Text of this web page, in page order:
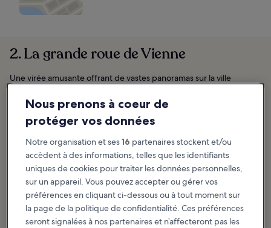
2. La grande roue de Vienne
Une virée amusante offrant de vastes panoramas sur la ville
Nous prenons à coeur de
protéger vos données
Notre organisation et ses16 partenaires stockent et/ou
accèdent à des informations, telles que les identifiants
uniques de cookies pour traiter les données personnelles,
sur un appareil. Vous pouvez accepter ou gérer vos
préférences en cliquant ci-dessous ou à tout moment sur
la page de la politique de confidentialité. Ces préférences
seront signalées à nos partenaires et n’affecteront pas les